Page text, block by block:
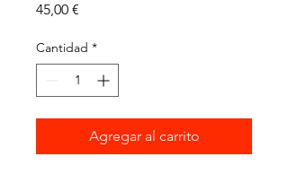
45,00 €
Cantidad *
Agregar al carrito